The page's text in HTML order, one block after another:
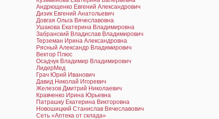
Андрющенко Евгений Александрович
Дизик Евгений Анатольевич
Довгая Ольга Вячеславовна
Ушакова Екатерина Владимировна
Забранский Владислав Владимирович
Терземан Ирина Александровна
Рясный Александр Владимирович
Вектор Плюс
Осадчук Владимир Владимирович
ЛидерМед
Грач Юрий Иванович
Давид Николай Игоревич
Железов Дмитрий Николаевич
Кравченко Ирина Юрьевна
Патрашку Екатерина Викторовна
Новошицкий Станислав Вячеславович
Сеть «Аптека от склада»